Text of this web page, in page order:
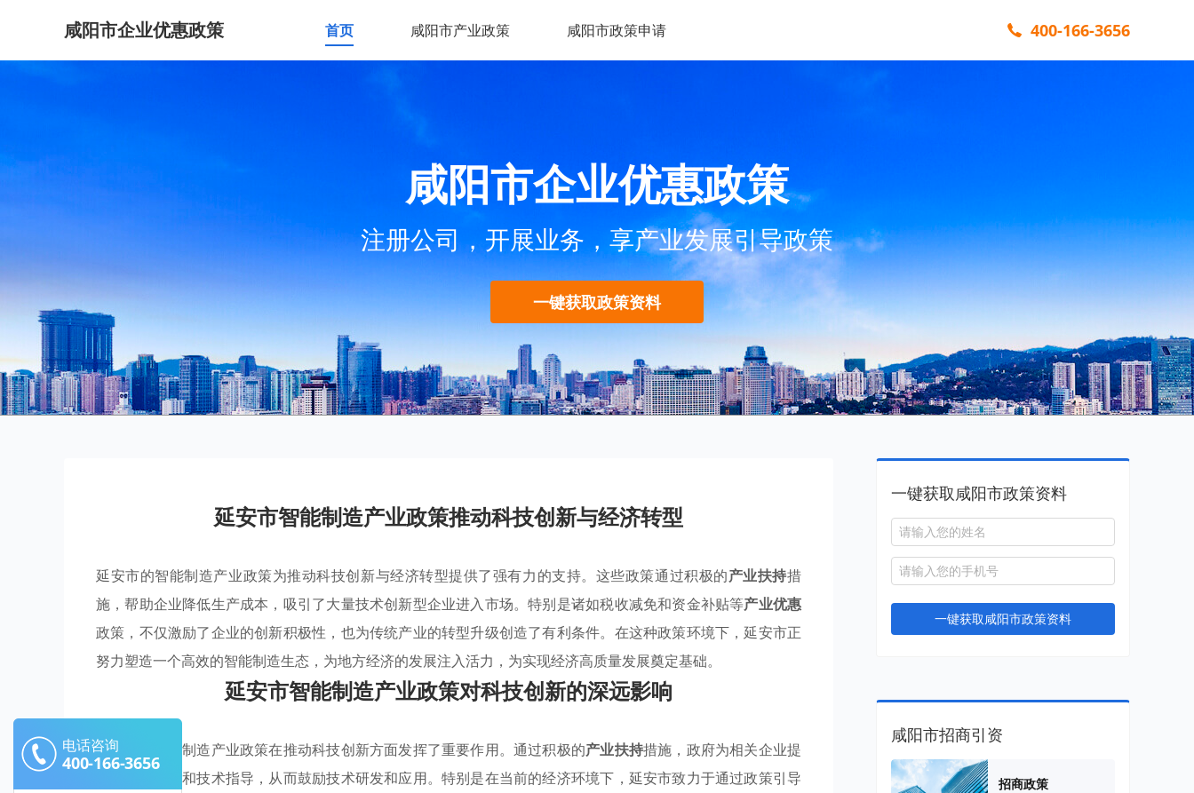
咸阳市企业优惠政策 首页 咸阳市产业政策 咸阳市政策申请 400-166-3656
咸阳市企业优惠政策
注册公司，开展业务，享产业发展引导政策
一键获取政策资料
延安市智能制造产业政策推动科技创新与经济转型
延安市的智能制造产业政策为推动科技创新与经济转型提供了强有力的支持。这些政策通过积极的产业扶持措
施，帮助企业降低生产成本，吸引了大量技术创新型企业进入市场。特别是诸如税收减免和资金补贴等产业优惠
政策，不仅激励了企业的创新积极性，也为传统产业的转型升级创造了有利条件。在这种政策环境下，延安市正
努力塑造一个高效的智能制造生态，为地方经济的发展注入活力，为实现经济高质量发展奠定基础。
延安市智能制造产业政策对科技创新的深远影响
延安市的智能制造产业政策在推动科技创新方面发挥了重要作用。通过积极的产业扶持措施，政府为相关企业提
供了资金支持和技术指导，从而鼓励技术研发和应用。特别是在当前的经济环境下，延安市致力于通过政策引导
一键获取咸阳市政策资料
一键获取咸阳市政策资料
咸阳市招商引资
招商政策
电话咨询
400-166-3656